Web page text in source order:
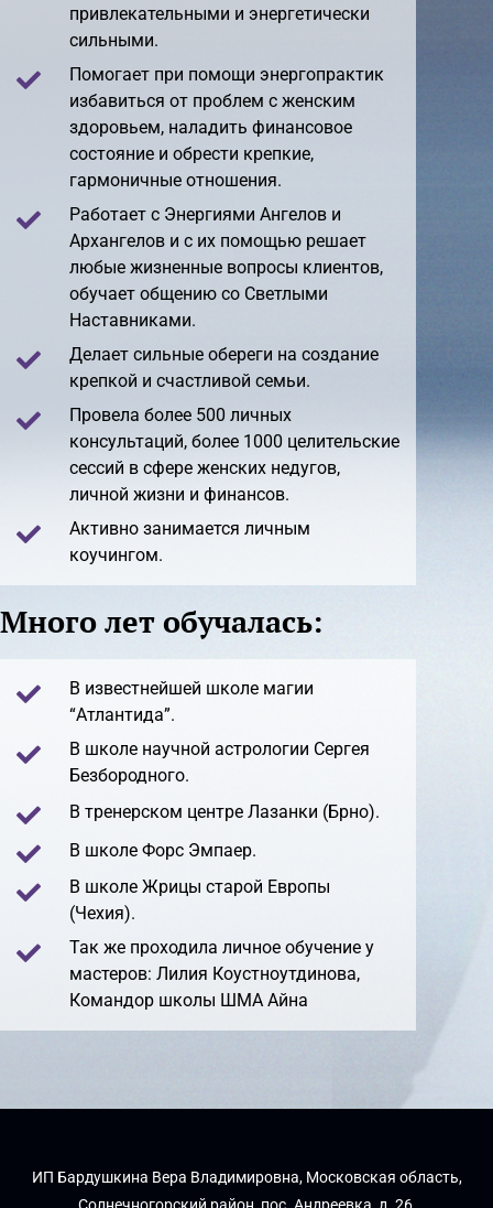
привлекательными и энергетически
сильными.
Помогает при помощи энергопрактик
избавиться от проблем с женским
здоровьем, наладить финансовое
состояние и обрести крепкие,
гармоничные отношения.
Работает с Энергиями Ангелов и
Архангелов и с их помощью решает
любые жизненные вопросы клиентов,
обучает общению со Светлыми
Наставниками.
Делает сильные обереги на создание
крепкой и счастливой семьи.
Провела более 500 личных
консультаций, более 1000 целительские
сессий в сфере женских недугов,
личной жизни и финансов.
Активно занимается личным
коучингом.
Много лет обучалась:
В известнейшей школе магии
“Атлантида”.
В школе научной астрологии Сергея
Безбородного.
В тренерском центре Лазанки (Брно).
В школе Форс Эмпаер.
В школе Жрицы старой Европы
(Чехия).
Так же проходила личное обучение у
мастеров: Лилия Коустноутдинова,
Командор школы ШМА Айна
ИП Бардушкина Вера Владимировна, Московская область,